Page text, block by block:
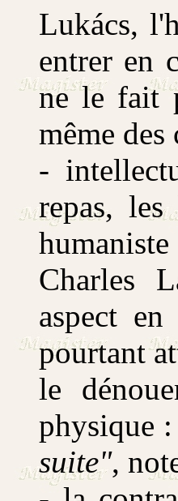
Lukács,
entrer en
ne le fait
même
-
repas,
Charles
aspect
pourtant
le
physique :
suite",